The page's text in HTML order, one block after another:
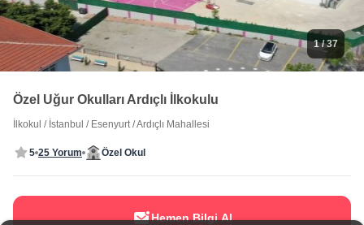
1/ 37
Özel Uğur Okulları Ardıçlı İlkokulu
İlkokul / İstanbul / Esenyurt /Ardıçlı Mahallesi
5 25 Yorum Özel Okul
Hemen Bilgi Al